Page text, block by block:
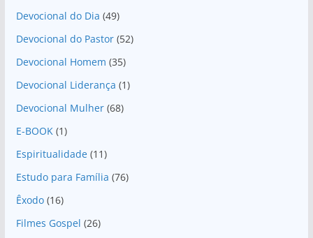
Devocional do Dia (49)
Devocional do Pastor(52)
Devocional Homem (35)
Devocional Liderança (1)
Devocional Mulher(68)
E-BOOK (1)
Espiritualidade(11)
Estudo para Família (76)
Êxodo(16)
Filmes Gospel (26)